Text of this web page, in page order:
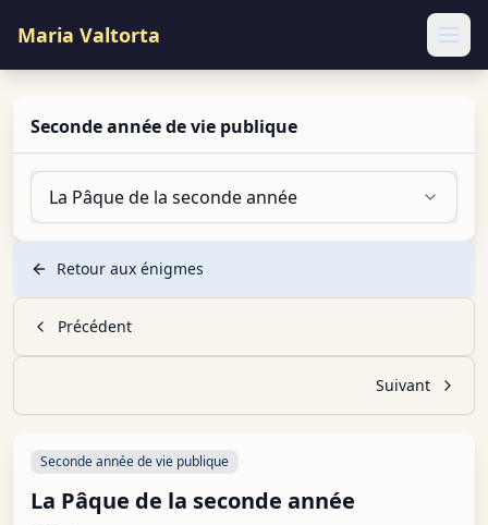
Maria Valtorta
Seconde année de vie publique
La Pâque de la seconde année
Retour aux énigmes
Précédent
Suivant
Seconde année de vie publique
La Pâque de la seconde année